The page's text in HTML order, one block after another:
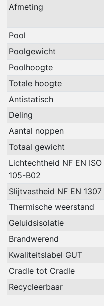
Afmeting
Pool
Poolgewicht
Poolhoogte
Totale hoogte
Antistatisch
Deling
Aantal noppen
Totaal gewicht
Lichtechtheid NF EN ISO
105-B02
Slijtvastheid NF EN 1307
Thermische weerstand
Geluidsisolatie
Brandwerend
Kwaliteitslabel GUT
Cradle tot Cradle
Recycleerbaar